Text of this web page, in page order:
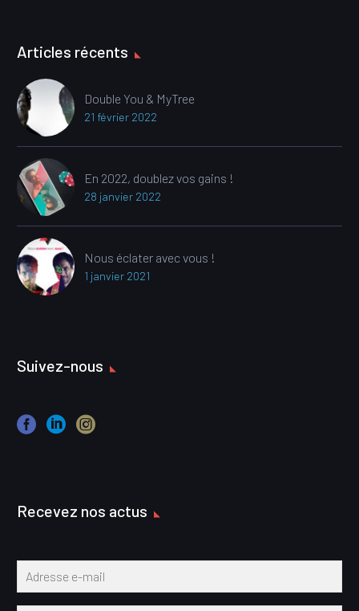
Articles récents
Double You & MyTree
21 février 2022
En 2022, doublez vos gains !
28 janvier 2022
Nous éclater avec vous !
1 janvier 2021
Suivez-nous
Recevez nos actus